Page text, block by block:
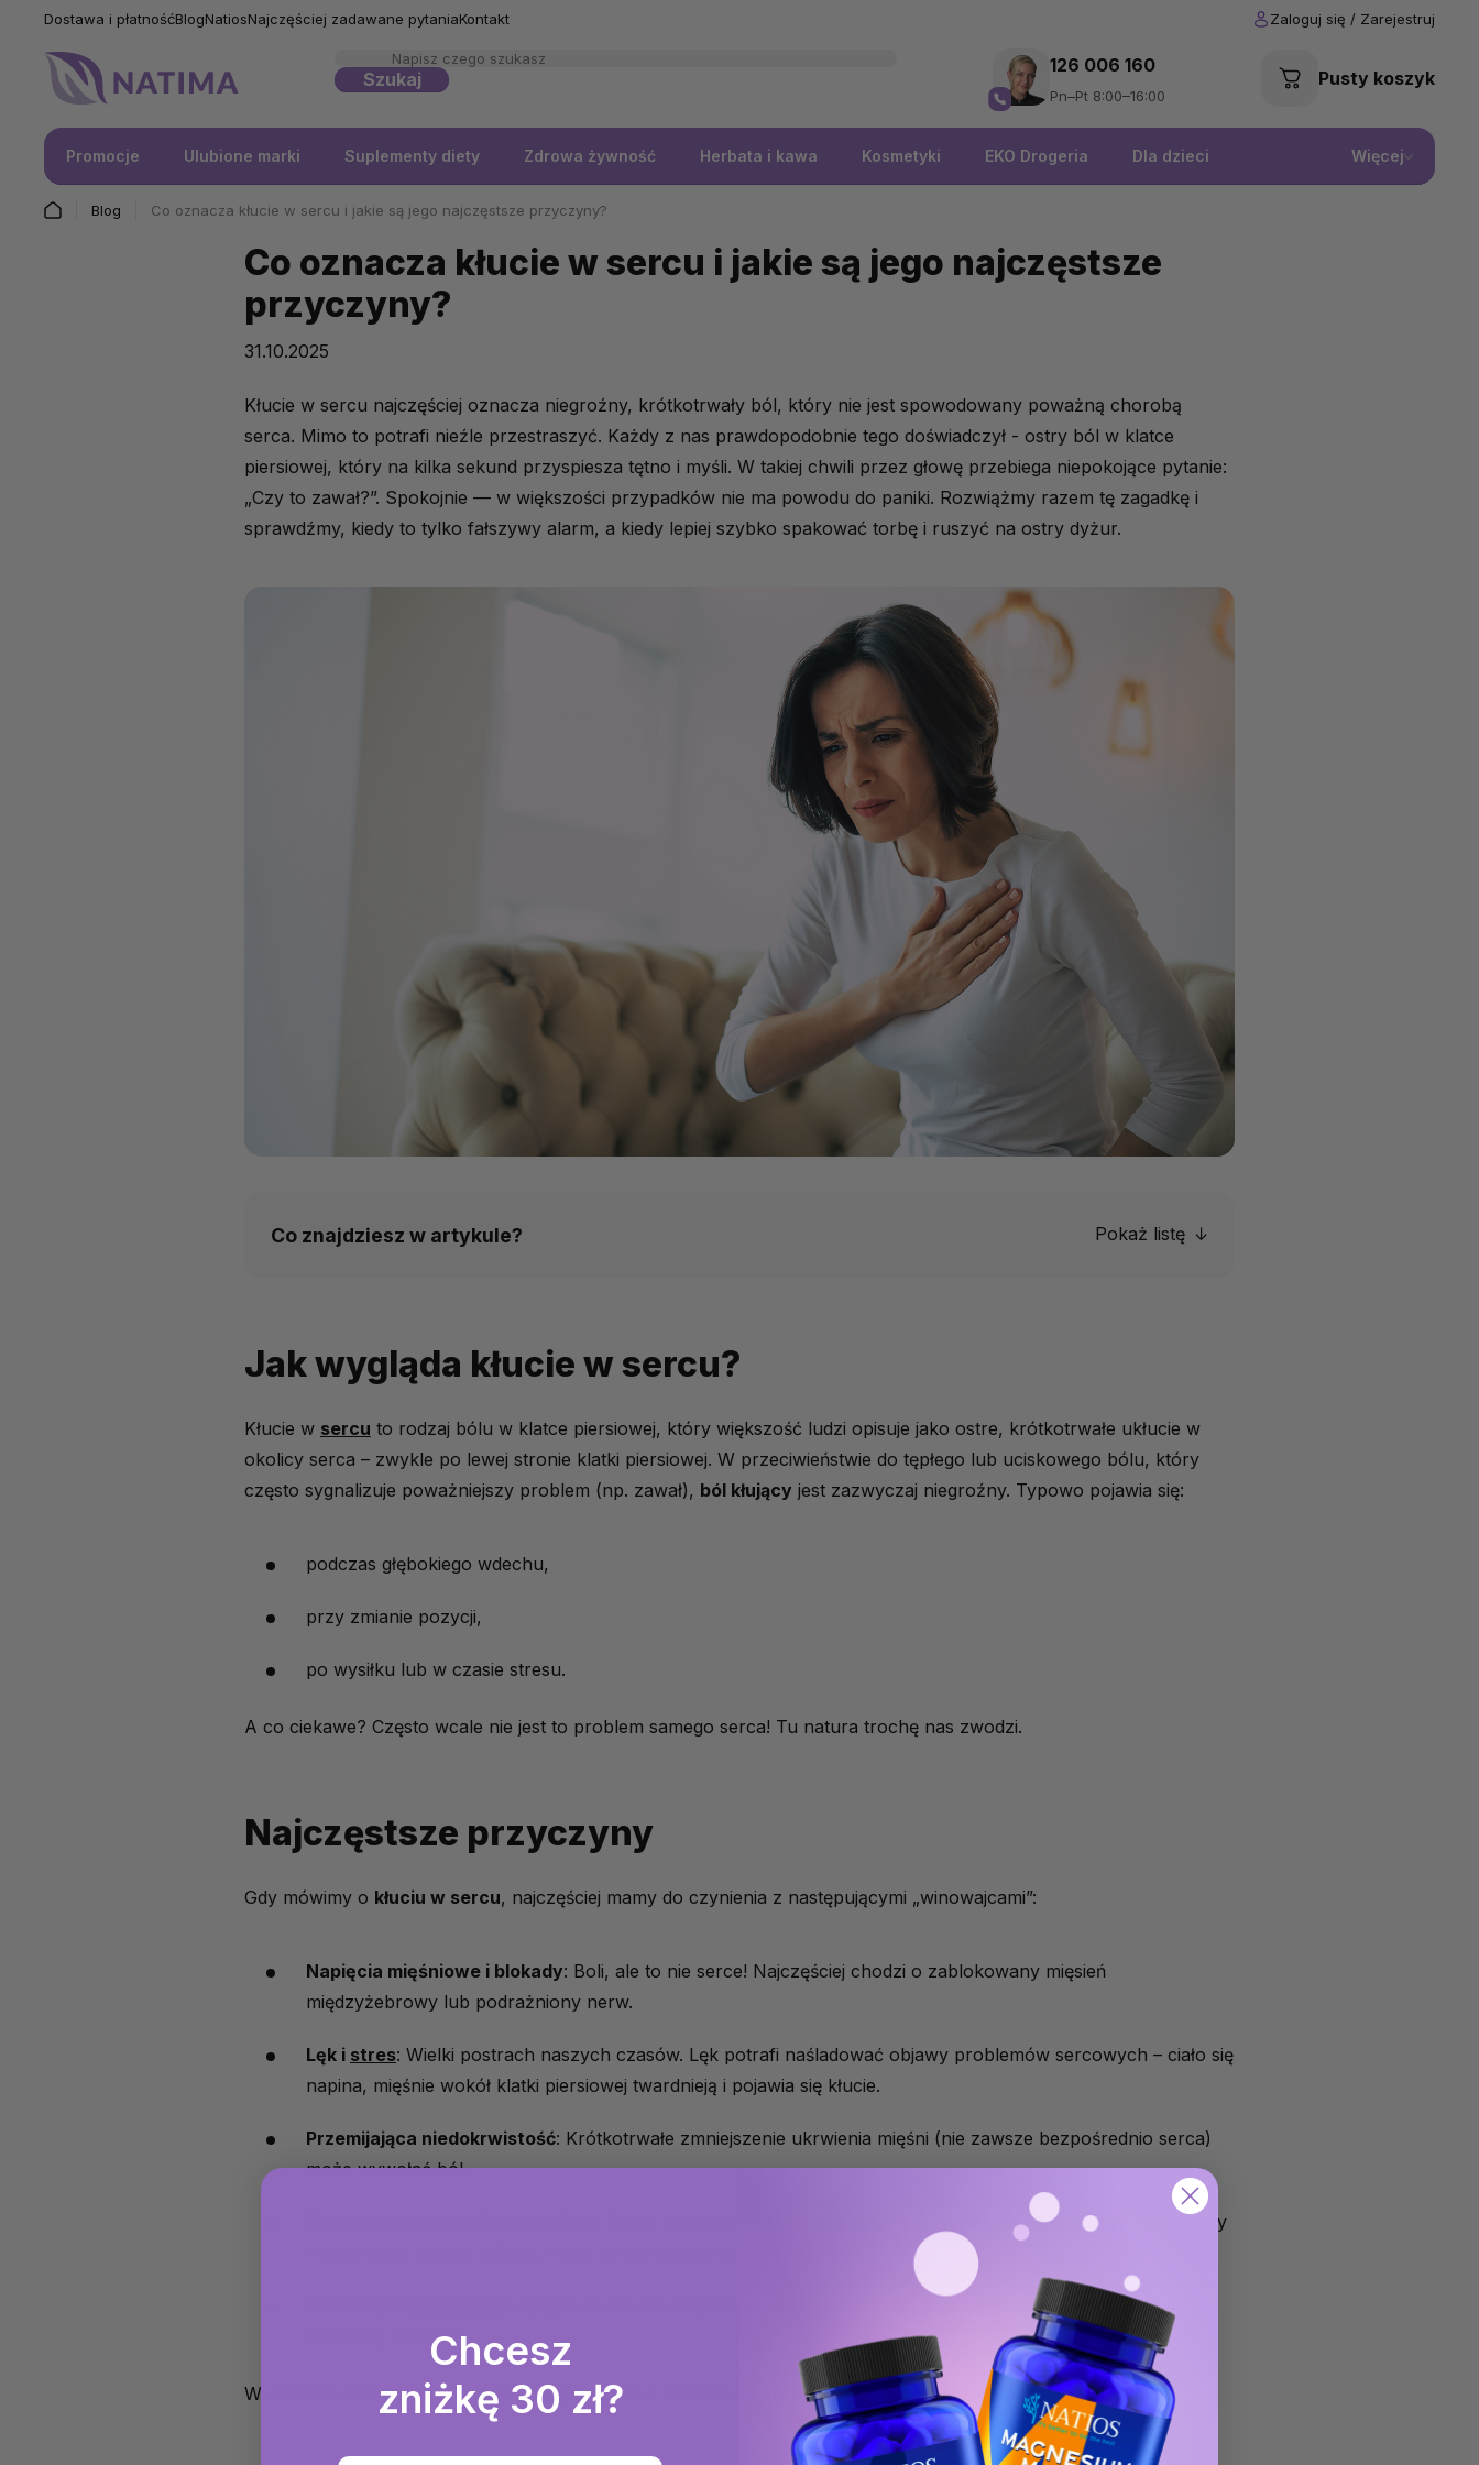
Dostawa i płatnośćBlogNatiosNajczęściej zadawane pytaniaKontakt
Szukaj Pusty koszyk
126 006 160
Pn–Pt 8:00–16:00
Promocje Ulubione marki Suplementy diety Zdrowa żywność Herbata i kawa Kosmetyki EKO Drogeria Dla dzieci Więcej
Blog Co oznacza kłucie w sercu i jakie są jego najczęstsze przyczyny?
Co oznacza kłucie w sercu i jakie są jego najczęstsze
przyczyny?
31.10.2025
Kłucie w sercu najczęściej oznacza niegroźny, krótkotrwały ból, który nie jest spowodowany poważną chorobą
serca. Mimo to potrafi nieźle przestraszyć. Każdy z nas prawdopodobnie tego doświadczył - ostry ból w klatce
piersiowej, który na kilka sekund przyspiesza tętno i myśli. W takiej chwili przez głowę przebiega niepokojące pytanie:
„Czy to zawał?”. Spokojnie — w większości przypadków nie ma powodu do paniki. Rozwiążmy razem tę zagadkę i
sprawdźmy, kiedy to tylko fałszywy alarm, a kiedy lepiej szybko spakować torbę i ruszyć na ostry dyżur.
Co znajdziesz w artykule? Pokaż listę
Najczęstsze przyczyny
Diagnostyka i leczenie
Profilaktyka
Jak wygląda kłucie w sercu?
Kłucie w sercu to rodzaj bólu w klatce piersiowej, który większość ludzi opisuje jako ostre, krótkotrwałe ukłucie w
okolicy serca – zwykle po lewej stronie klatki piersiowej. W przeciwieństwie do tępłego lub uciskowego bólu, który
często sygnalizuje poważniejszy problem (np. zawał), ból kłujący jest zazwyczaj niegroźny. Typowo pojawia się:
podczas głębokiego wdechu,
przy zmianie pozycji,
po wysiłku lub w czasie stresu.
A co ciekawe? Często wcale nie jest to problem samego serca! Tu natura trochę nas zwodzi.
Najczęstsze przyczyny
Gdy mówimy o kłuciu w sercu, najczęściej mamy do czynienia z następującymi „winowajcami”:
Napięcia mięśniowe i blokady: Boli, ale to nie serce! Najczęściej chodzi o zablokowany mięsień
międzyżebrowy lub podrażniony nerw.
Lęk i stres: Wielki postrach naszych czasów. Lęk potrafi naśladować objawy problemów sercowych – ciało się
napina, mięśnie wokół klatki piersiowej twardnieją i pojawia się kłucie.
Przemijająca niedokrwistość: Krótkotrwałe zmniejszenie ukrwienia mięśni (nie zawsze bezpośrednio serca)
może wywołać ból.
: Tu już ostrożnie – jeśli ból w klatce piersiowej jest intensywny, długotrwały
: Zgaga lub refluks żołądkowo-przełykowy mogą powodować ból przypominający
problemy sercowe.
W rzadkich przypadkach jednak winny może być lub inny nagła niewydolność serca. Dlatego...
Chcesz
zniżkę 30 zł?